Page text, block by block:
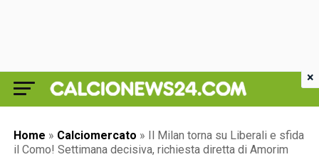
Home » Calciomercato » Il Milan torna su Liberali e sfida
il Como! Settimana decisiva, richiesta diretta di Amorim
×